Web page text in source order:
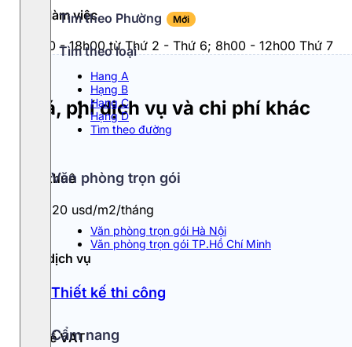
Tìm theo Phường Mới
Tìm theo loại
Hang A
Hạng B
Hạng C
Hạng D
Tìm theo đường
Văn phòng trọn gói
Văn phòng trọn gói Hà Nội
Văn phòng trọn gói TP.Hồ Chí Minh
Thiết kế thi công
Cẩm nang
Giờ làm việc
8h00 - 18h00 từ Thứ 2 - Thứ 6; 8h00 - 12h00 Thứ 7
Giá, phí dịch vụ và chi phí khác
Giá thuê
19 - 20 usd/m2/tháng
Phí dịch vụ
Thuế VAT